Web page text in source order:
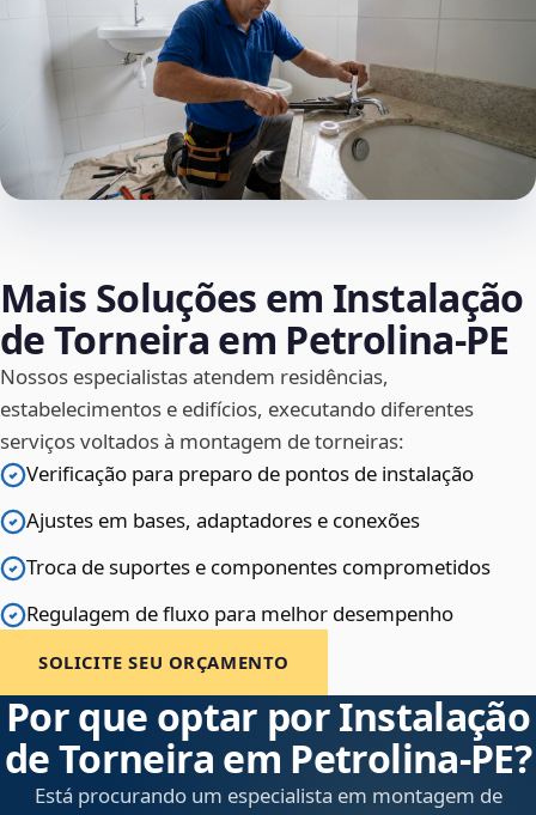
Mais Soluções em Instalação
de Torneira em Petrolina‑PE
Nossos especialistas atendem residências,
estabelecimentos e edifícios, executando diferentes
serviços voltados à montagem de torneiras:
Verificação para preparo de pontos de instalação
Ajustes em bases, adaptadores e conexões
Troca de suportes e componentes comprometidos
Regulagem de fluxo para melhor desempenho
SOLICITE SEU ORÇAMENTO
Por que optar por Instalação
de Torneira em Petrolina‑PE?
Está procurando um especialista em montagem de